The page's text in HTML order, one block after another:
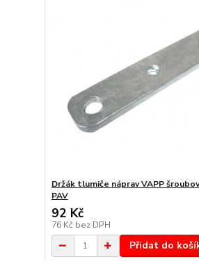
Držák tlumiče náprav VAPP
PAV
92 Kč
76 Kč bez DPH
Přidat do